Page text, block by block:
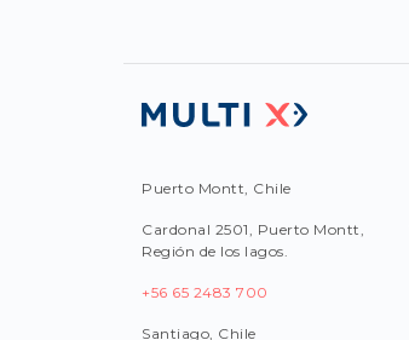
Puerto Montt, Chile
Cardonal 2501, Puerto Montt,
Región de los lagos.
+56 65 2483 700
Santiago, Chile